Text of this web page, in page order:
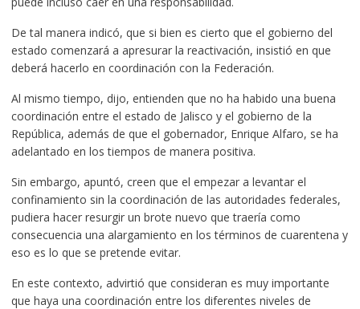
De tal manera indicó, que si bien es cierto que el gobierno del
estado comenzará a apresurar la reactivación, insistió en que
deberá hacerlo en coordinación con la Federación.
Al mismo tiempo, dijo, entienden que no ha habido una buena
coordinación entre el estado de Jalisco y el gobierno de la
República, además de que el gobernador, Enrique Alfaro, se ha
adelantado en los tiempos de manera positiva.
Sin embargo, apuntó, creen que el empezar a levantar el
confinamiento sin la coordinación de las autoridades federales,
pudiera hacer resurgir un brote nuevo que traería como
consecuencia una alargamiento en los términos de cuarentena y
eso es lo que se pretende evitar.
En este contexto, advirtió que consideran es muy importante
que haya una coordinación entre los diferentes niveles de